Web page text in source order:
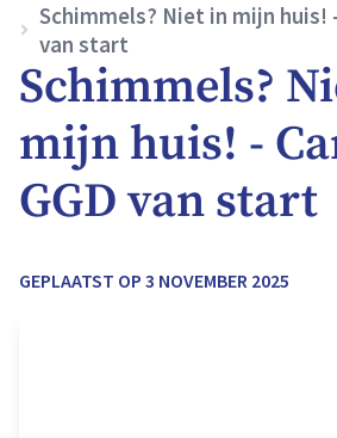
Schimmels? Niet in mijn huis!
van start
Schimmels?
mijn huis! -
GGD van start
GEPLAATST OP 3 NOVEMBER 2025